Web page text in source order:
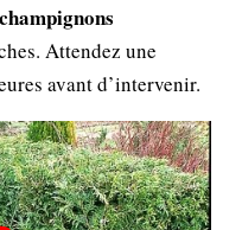
champignons
Attendez une
avant d’intervenir.